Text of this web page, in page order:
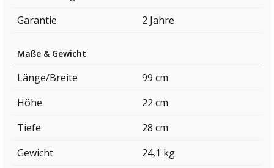
Garantie
2 Jahre
Maße & Gewicht
Länge/Breite
99 cm
Höhe
22 cm
Tiefe
28 cm
Gewicht
24,1 kg